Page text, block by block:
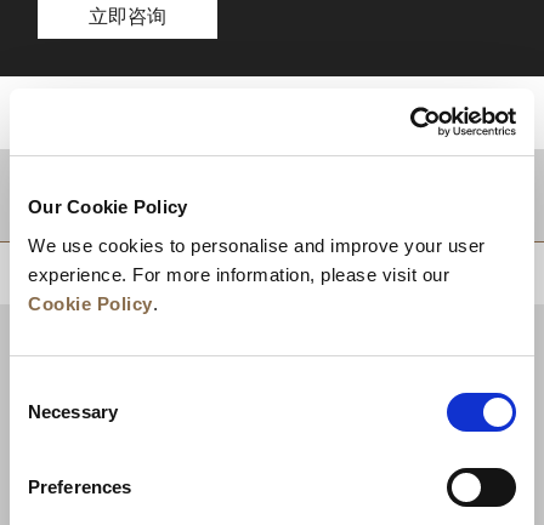
Our Cookie Policy
We use cookies to personalise and improve your user
experience. For more information, please visit our
Cookie Policy.
Selection
Necessary
Preferences
立即咨询
目的地